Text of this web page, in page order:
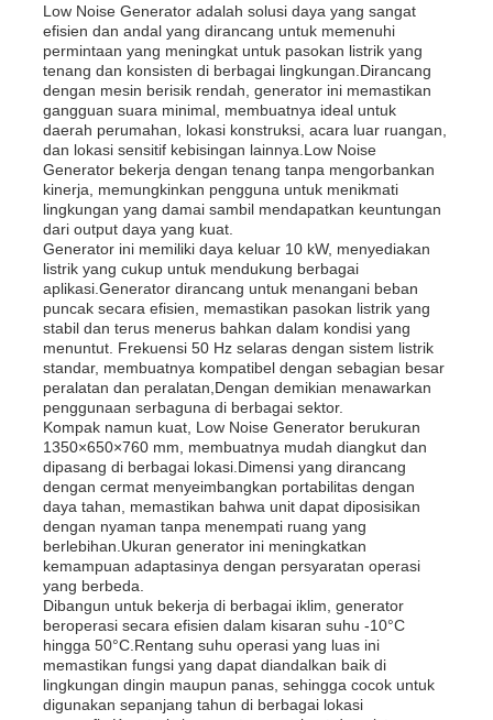
Rumah
Produk
Video
Tentang kita
Wisata pabrik
Kontrol kualitas
Hubungi kami
Berita
Low Noise Generator adalah solusi daya yang sangat
efisien dan andal yang dirancang untuk memenuhi
permintaan yang meningkat untuk pasokan listrik yang
tenang dan konsisten di berbagai lingkungan.Dirancang
dengan mesin berisik rendah, generator ini memastikan
gangguan suara minimal, membuatnya ideal untuk
daerah perumahan, lokasi konstruksi, acara luar ruangan,
dan lokasi sensitif kebisingan lainnya.Low Noise
Generator bekerja dengan tenang tanpa mengorbankan
kinerja, memungkinkan pengguna untuk menikmati
lingkungan yang damai sambil mendapatkan keuntungan
dari output daya yang kuat.
Generator ini memiliki daya keluar 10 kW, menyediakan
listrik yang cukup untuk mendukung berbagai
aplikasi.Generator dirancang untuk menangani beban
puncak secara efisien, memastikan pasokan listrik yang
stabil dan terus menerus bahkan dalam kondisi yang
menuntut. Frekuensi 50 Hz selaras dengan sistem listrik
standar, membuatnya kompatibel dengan sebagian besar
peralatan dan peralatan,Dengan demikian menawarkan
penggunaan serbaguna di berbagai sektor.
Kompak namun kuat, Low Noise Generator berukuran
1350×650×760 mm, membuatnya mudah diangkut dan
dipasang di berbagai lokasi.Dimensi yang dirancang
dengan cermat menyeimbangkan portabilitas dengan
daya tahan, memastikan bahwa unit dapat diposisikan
dengan nyaman tanpa menempati ruang yang
berlebihan.Ukuran generator ini meningkatkan
kemampuan adaptasinya dengan persyaratan operasi
yang berbeda.
Dibangun untuk bekerja di berbagai iklim, generator
beroperasi secara efisien dalam kisaran suhu -10°C
hingga 50°C.Rentang suhu operasi yang luas ini
memastikan fungsi yang dapat diandalkan baik di
lingkungan dingin maupun panas, sehingga cocok untuk
digunakan sepanjang tahun di berbagai lokasi